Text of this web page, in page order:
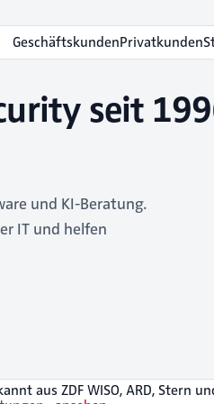
GeschäftskundenPrivatkunden
seit
und KI-Beratung.
IT und helfen
aus ZDF WISO, ARD, Stern